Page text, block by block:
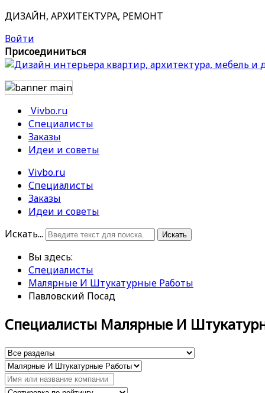
ДИЗАЙН, АРХИТЕКТУРА, РЕМОНТ
Войти
Присоединиться
Vivbo.ru
Специалисты
Заказы
Идеи и советы
Vivbo.ru
Специалисты
Заказы
Идеи и советы
Искать...
Искать
Вы здесь:
Специалисты
Малярные И Штукатурные Работы
Павловский Посад
Специалисты Малярные И